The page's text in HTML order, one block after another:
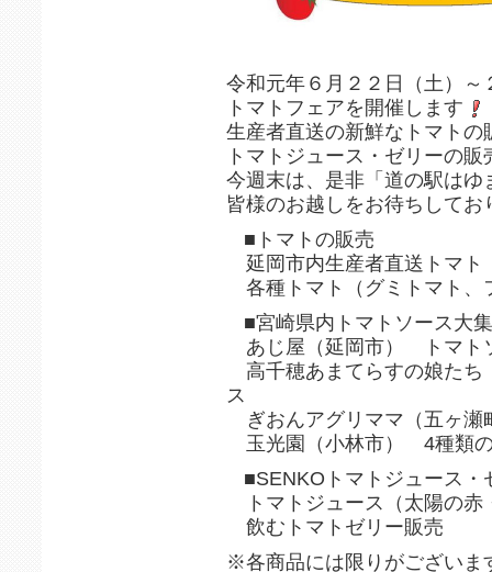
令和元年６月２２日（土）～
トマトフェアを開催します
生産者直送の新鮮なトマトの
トマトジュース・ゼリーの
今週末は、是非「道の駅はゆ
皆様のお越しをお待ちしてお
■トマトの販売
延岡市内生産者直送トマト
各種トマト（グミトマト、
■宮崎県内トマトソース大
あじ屋（延岡市） トマト
高千穂あまてらすの娘た
ス
ぎおんアグリママ（五ヶ
玉光園（小林市） 4種類の
■SENKOトマトジュース・
トマトジュース（太陽の赤
飲むトマトゼリー販売
※各商品には限りがございま